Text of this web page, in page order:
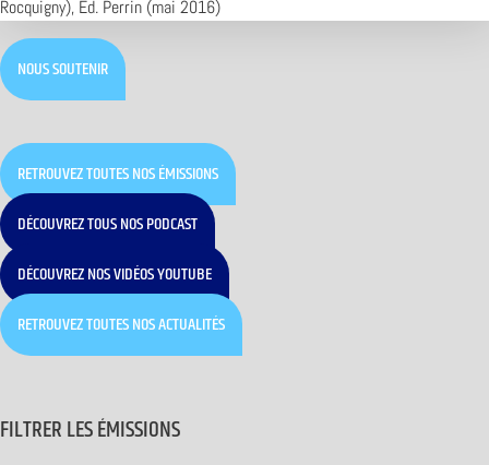
Rocquigny), Éd. Perrin (mai 2016)
NOUS SOUTENIR
RETROUVEZ TOUTES NOS ÉMISSIONS
DÉCOUVREZ TOUS NOS PODCAST
DÉCOUVREZ NOS VIDÉOS YOUTUBE
RETROUVEZ TOUTES NOS ACTUALITÉS
FILTRER LES ÉMISSIONS